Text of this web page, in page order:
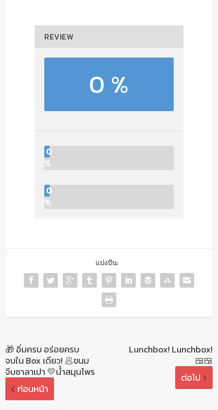
REVIEW
0 %
0
%
0
%
แบ่งปัน:
🎁 อิ่มครบ อร่อยครบ
จบใน Box เดียว! 🥟ขนม
จีบซาลาเปา 💛น้ำสมุนไพร
ก่อนหน้า
Lunchbox! Lunchbox!
🍱🍱
ต่อไป